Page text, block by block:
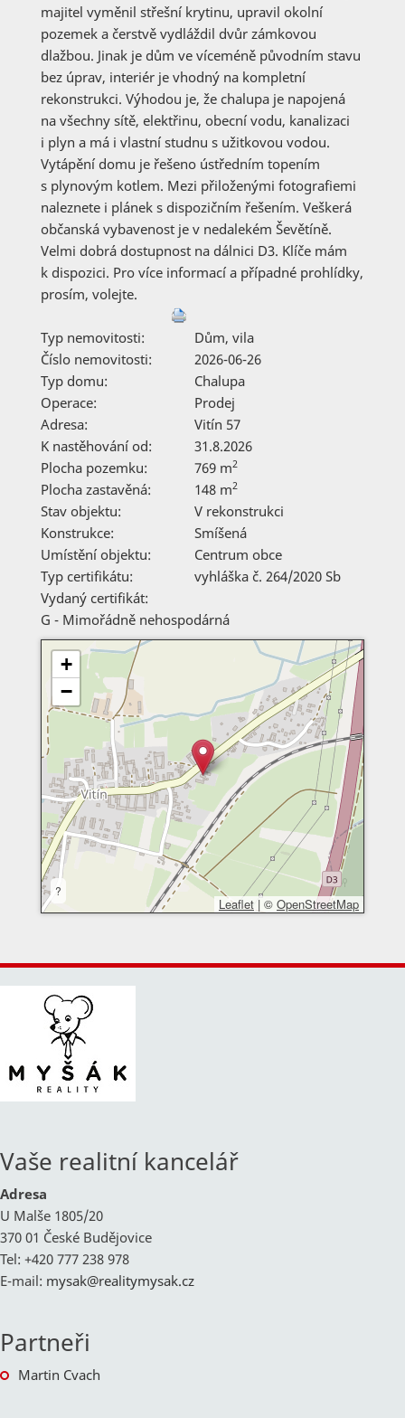
majitel vyměnil střešní krytinu, upravil okolní
pozemek a čerstvě vydláždil dvůr zámkovou
dlažbou. Jinak je dům ve víceméně původním stavu
bez úprav, interiér je vhodný na kompletní
rekonstrukci. Výhodou je, že chalupa je napojená
na všechny sítě, elektřinu, obecní vodu, kanalizaci
i plyn a má i vlastní studnu s užitkovou vodou.
Vytápění domu je řešeno ústředním topením
s plynovým kotlem. Mezi přiloženými fotografiemi
naleznete i plánek s dispozičním řešením. Veškerá
občanská vybavenost je v nedalekém Ševětíně.
Velmi dobrá dostupnost na dálnici D3. Klíče mám
k dispozici. Pro více informací a případné prohlídky,
prosím, volejte.
Typ nemovitosti:
Dům, vila
Číslo nemovitosti:
2026-06-26
Typ domu:
Chalupa
Operace:
Prodej
Adresa:
Vitín 57
K nastěhování od:
31.8.2026
Plocha pozemku:
769 m2
Plocha zastavěná: 148 m2
Stav objektu:
V rekonstrukci
Konstrukce:
Smíšená
Umístění objektu:
Centrum obce
Typ certifikátu:
vyhláška č. 264/2020 Sb
Vydaný certifikát:
G - Mimořádně nehospodárná
+
−
?
Leaflet | © OpenStreetMap
Vaše realitní kancelář
Adresa
U Malše 1805/20
370 01 České Budějovice
Tel: +420 777 238 978
E-mail: mysak@realitymysak.cz
Partneři
Martin Cvach